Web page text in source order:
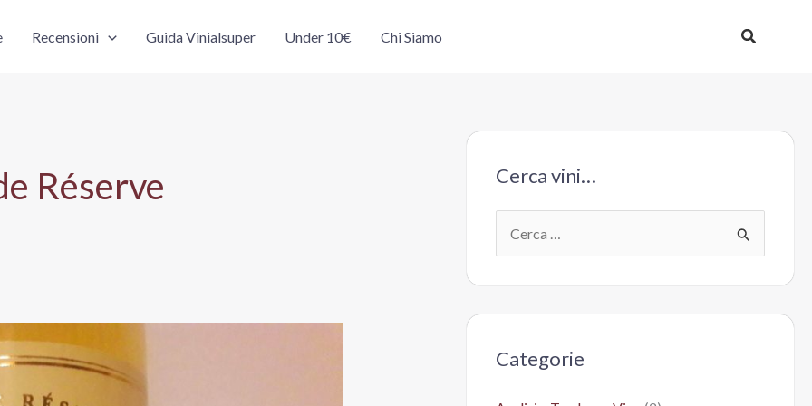
Recensioni Guida Vinialsuper Under 10€ Chi Siamo Cerca
Réserve Cerca vini…
e
:Categorie